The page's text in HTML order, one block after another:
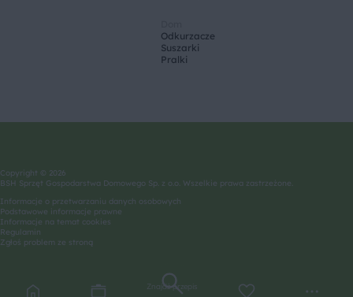
Znajdź przepis
Odkurzacze
Suszarki
Pralki
Copyright © 2026
BSH Sprzęt Gospodarstwa Domowego Sp. z o.o. Wszelkie prawa zastrzeżone.
Informacje o przetwarzaniu danych osobowych
Podstawowe informacje prawne
Informacje na temat cookies
Regulamin
Zgłoś problem ze stroną